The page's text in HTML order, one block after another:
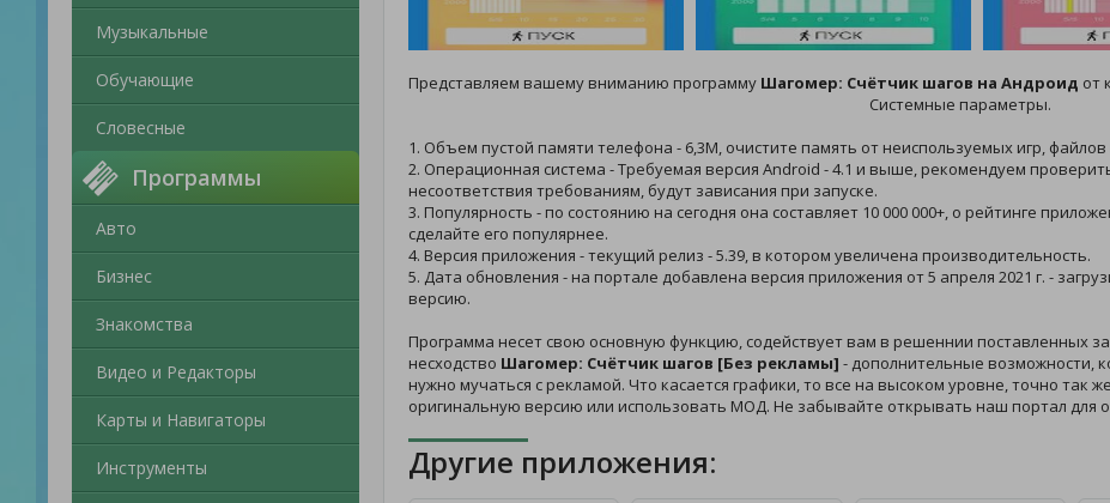
Музыкальные
Обучающие
Словесные
Программы
Авто
Бизнес
Знакомства
Видео и Редакторы
Карты и Навигаторы
Инструменты
Представляем вашему вниманию программу Шагомер: Cчётчик шагов на Андроид от
Системные параметры.
1. Объем пустой памяти телефона - 6,3M, очистите память от неиспользуемых игр,
2. Операционная система - Требуемая версия Android - 4.1 и выше, рекомендуем
несоответствия требованиям, будут зависания при запуске.
3. Популярность - по состоянию на сегодня она составляет 10 000 000+, о рейтинге
сделайте его популярнее.
4. Версия приложения - текущий релиз - 5.39, в котором увеличена производительность.
5. Дата обновления - на портале добавлена версия приложения от 5 апреля 2021 г. -
версию.
Программа несет свою основную функцию, содействует вам в решеннии поставленных
несходство Шагомер: Cчётчик шагов [Без рекламы] - дополнительные возможности,
нужно мучаться с рекламой. Что касается графики, то все на высоком уровне, точно так
оригинальную версию или использовать МОД. Не забывайте открывать наш портал для
Другие приложения: